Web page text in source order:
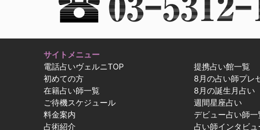
サイトメニュー
電話占いヴェルニTOP
初めての方
在籍占い師一覧
ご待機スケジュール
料金案内
占術紹介
提携占い館一覧
8月の占い師プレ
8月の誕生月占い
週間星座占い
デビュー占い師一
占い師インタビュ